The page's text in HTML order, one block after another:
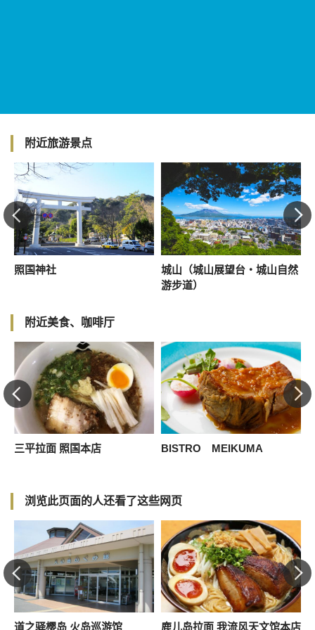
附近旅游景点
照国神社
城山（城山展望台・城山自然
游步道）
附近美食、咖啡厅
三平拉面 照国本店 BISTRO MEIKUMA
浏览此页面的人还看了这些网页
道之驿樱岛 火岛巡游馆 鹿儿岛拉面 我流风天文馆本店